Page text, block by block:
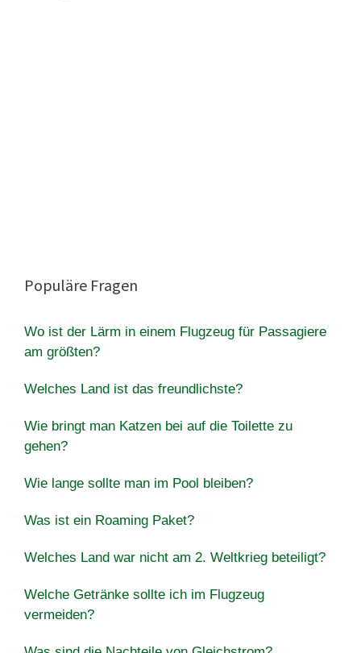
Populäre Fragen
Wo ist der Lärm in einem Flugzeug für Passagiere
am größten?
Welches Land ist das freundlichste?
Wie bringt man Katzen bei auf die Toilette zu
gehen?
Wie lange sollte man im Pool bleiben?
Was ist ein Roaming Paket?
Welches Land war nicht am 2. Weltkrieg beteiligt?
Welche Getränke sollte ich im Flugzeug
vermeiden?